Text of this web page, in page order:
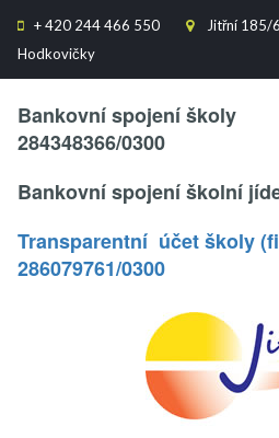
 +420 244 466 550 
Jitřní 185/
Hodkovičky
Bankovní spojení školy
284348366/0300
Bankovní spojení školní
Transparentní účet školy
286079761/0300